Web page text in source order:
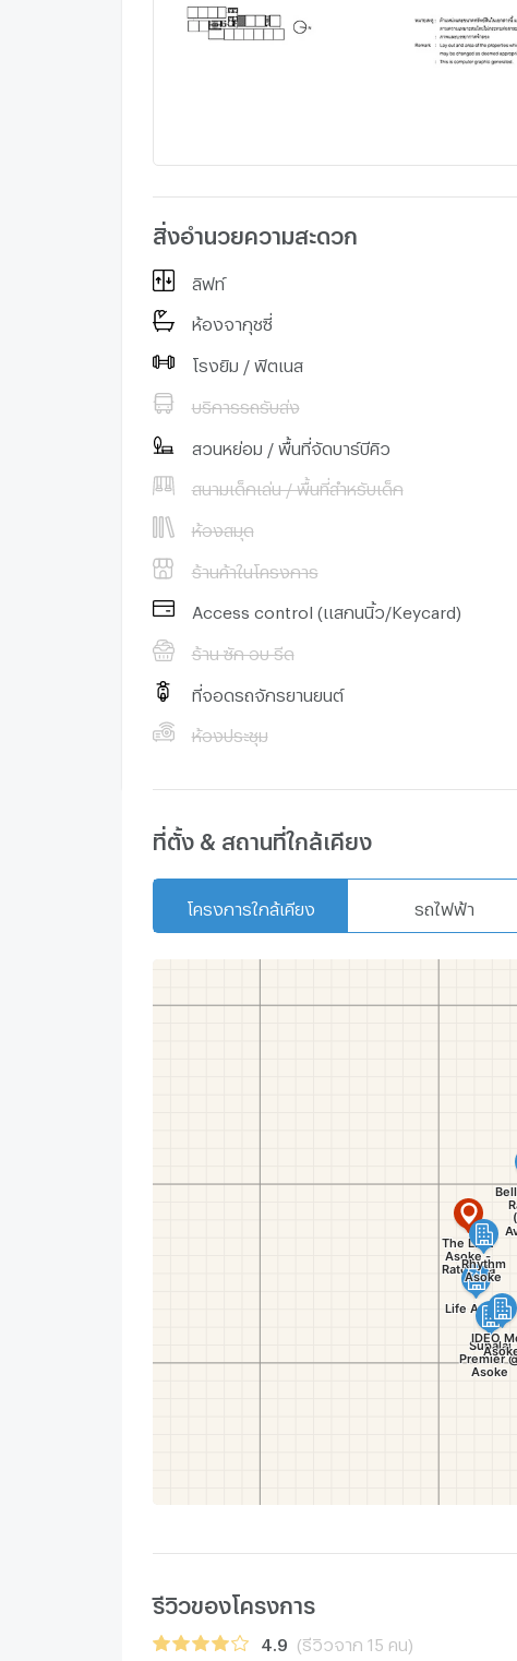
Terminal 21 : 3.4 กม.
Central world : 4.3 กม.
สิ่งอำนวยความสะดวก
ลิฟท์
ห้องจากุชซี่
โรงยิม / ฟิตเนส
บริการรถรับส่ง
สวนหย่อม / พื้นที่จัดบาร์บีคิว
สนามเด็กเล่น / พื้นที่สำหรับเด็ก
ห้องสมุด
ร้านค้าในโครงการ
Access control (แสกนนิ้ว/Keycard)
ร้าน ซัก อบ รีด
ที่จอดรถจักรยานยนต์
ห้องประชุม
ที่ตั้ง & สถานที่ใกล้เคียง
โครงการใกล้เคียง รถไฟฟ้า
รีวิวของโครงการ
4.9 (รีวิวจาก 15 คน)